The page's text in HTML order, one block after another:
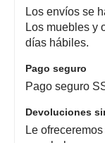
Los envíos se
Los muebles y
días hábiles.
Pago seguro
Pago seguro
Devoluciones
Le